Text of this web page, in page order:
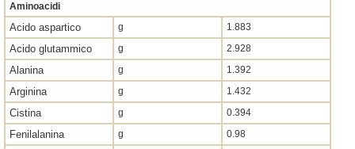
Aminoacidi
Acido aspartico g 1.883
Acido glutammico g 2.928
Alanina g 1.392
Arginina g 1.432
Cistina g 0.394
Fenilalanina g 0.98